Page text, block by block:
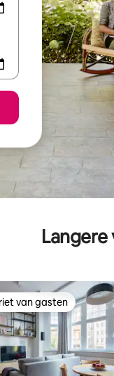
van gasten
van gasten